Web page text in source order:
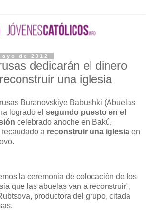
de 2012
dedicarán el dinero
una iglesia
Buranovskiye Babushki (Abuelas
logrado el segundo puesto en el
celebrado anoche en Bakú,
a reconstruir una iglesia en
la ceremonia de colocación de los
que las abuelas van a reconstruir",
productora del grupo, citada